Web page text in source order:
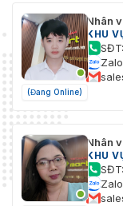
(Đang Online)
Nhân
KHU
Nhân
KHU